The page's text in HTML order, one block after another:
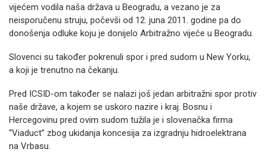
vijećem vodila naša država u Beogradu, a vezano je za
neisporučenu struju, počevši od 12. juna 2011. godine pa do
donošenja odluke koju je donijelo Arbitražno vijeće u Beogradu.
Slovenci su također pokrenuli spor i pred sudom u New Yorku,
a koji je trenutno na čekanju.
Pred ICSID-om također se nalazi još jedan arbitražni spor protiv
naše države, a kojem se uskoro nazire i kraj. Bosnu i
Hercegovinu pred ovim sudom tužila je i slovenačka firma
“Viaduct” zbog ukidanja koncesija za izgradnju hidroelektrana
na Vrbasu.